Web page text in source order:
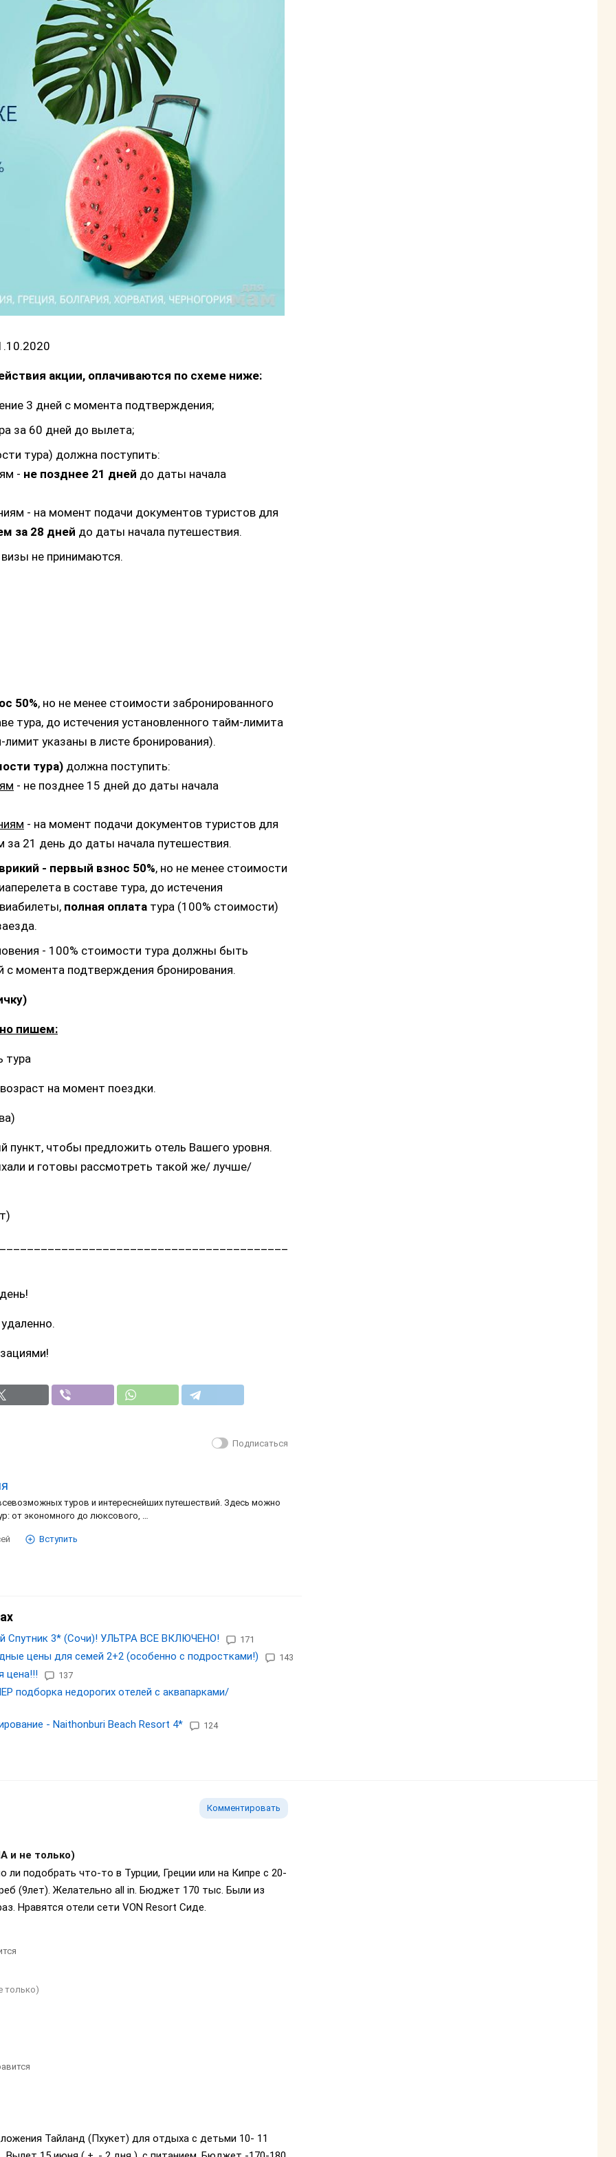
акции, оплачиваются по схеме ниже:
3 дней с момента подтверждения;
за 60 дней до вылета;
тура) должна поступить:
- не позднее 21 дней до даты начала
- на момент подачи документов туристов для
за 28 дней до даты начала путешествия.
не принимаются.
50%, но не менее стоимости забронированного
тура, до истечения установленного тайм-лимита
указаны в листе бронирования).
тура) должна поступить:
- не позднее 15 дней до даты начала
- на момент подачи документов туристов для
за 21 день до даты начала путешествия.
- первый взнос 50%, но не менее стоимости
в составе тура, до истечения
полная оплата тура (100% стоимости)
- 100% стоимости тура должны быть
с момента подтверждения бронирования.
пишем:
тура
на момент поездки.
чтобы предложить отель Вашего уровня.
и готовы рассмотреть такой же/ лучше/
Подписаться
туров и интереснейших путешествий. Здесь можно
от экономного до люксового, …
Вступить
Спутник 3* (Сочи)! УЛЬТРА ВСЕ ВКЛЮЧЕНО! 171
цены для семей 2+2 (особенно с подростками!) 143
цена!!! 137
подборка недорогих отелей с аквапарками/
- Naithonburi Beach Resort 4* 124
Комментировать
и не только)
подобрать что-то в Турции, Греции или на Кипре с 20-
(9лет). Желательно all in. Бюджет 170 тыс. Были из
Нравятся отели сети VON Resort Сиде.
только)
Тайланд (Пхукет) для отдыха с детьми 10- 11